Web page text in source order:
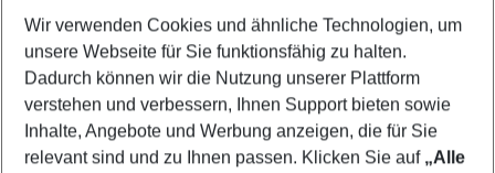
2 Erwachsene Keine Kinder
Mehr Filter anzeigen
Wir verwenden Cookies und ähnliche Technologien, um
unsere Webseite für Sie funktionsfähig zu halten.
Dadurch können wir die Nutzung unserer Plattform
verstehen und verbessern, Ihnen Support bieten sowie
Inhalte, Angebote und Werbung anzeigen, die für Sie
relevant sind und zu Ihnen passen. Klicken Sie auf „Alle